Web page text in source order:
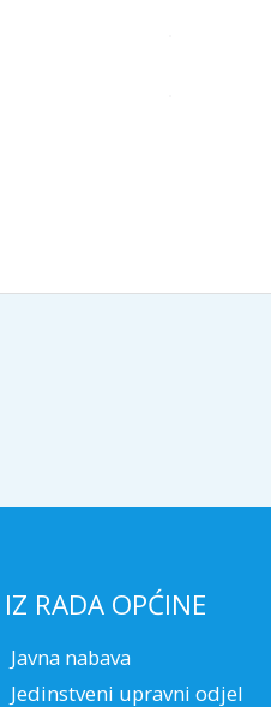
IZ RADA OPĆINE
Javna nabava
Jedinstveni upravni odjel